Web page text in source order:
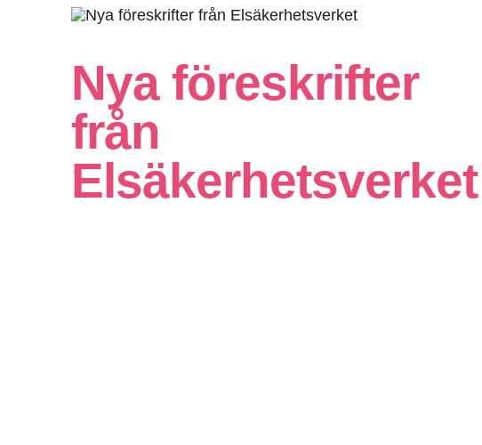
Nya föreskrifter
från
Elsäkerhetsverket